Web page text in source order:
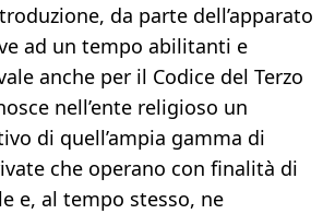
da parte dell’apparato
ad un tempo abilitanti e
anche per il Codice del Terzo
nell’ente religioso un
di quell’ampia gamma di
che operano con finalità di
e, al tempo stesso, ne